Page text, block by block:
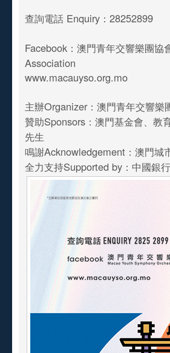
查詢電話 Enquiry：28252899
Facebook：澳門青年交響樂團
Association
www.macauyso.org.mo
主辦Organizer：澳門青年交響樂
贊助Sponsors：澳門基金會、教
先生
鳴謝Acknowledgement：澳門城
全力支持Supported by：中國銀